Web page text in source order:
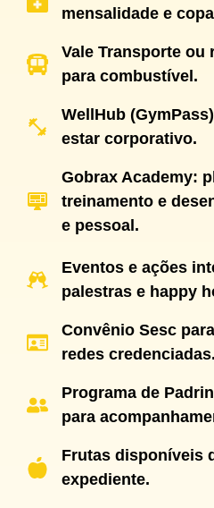
mensalidade e
Vale Transporte ou
para combustível.
WellHub
estar corporativo.
Gobrax Academy:
treinamento e
e pessoal.
Eventos e ações
palestras e happy
Convênio Sesc
redes credenciadas.
Programa de
para
Frutas disponíveis
expediente.